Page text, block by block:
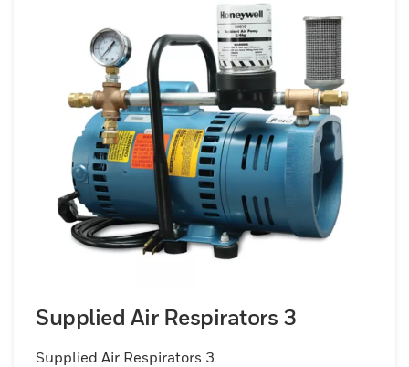
Supplied Air Respirators 3
Supplied Air Respirators 3